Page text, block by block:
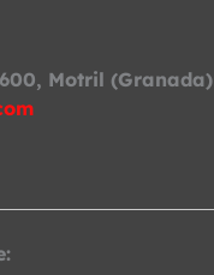
Motril (Granada)